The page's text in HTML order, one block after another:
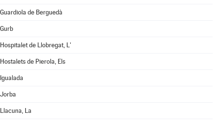
Guardiola de Berguedà
Gurb
Hospitalet de Llobregat, L'
Hostalets de Pierola, Els
Igualada
Jorba
Llacuna, La